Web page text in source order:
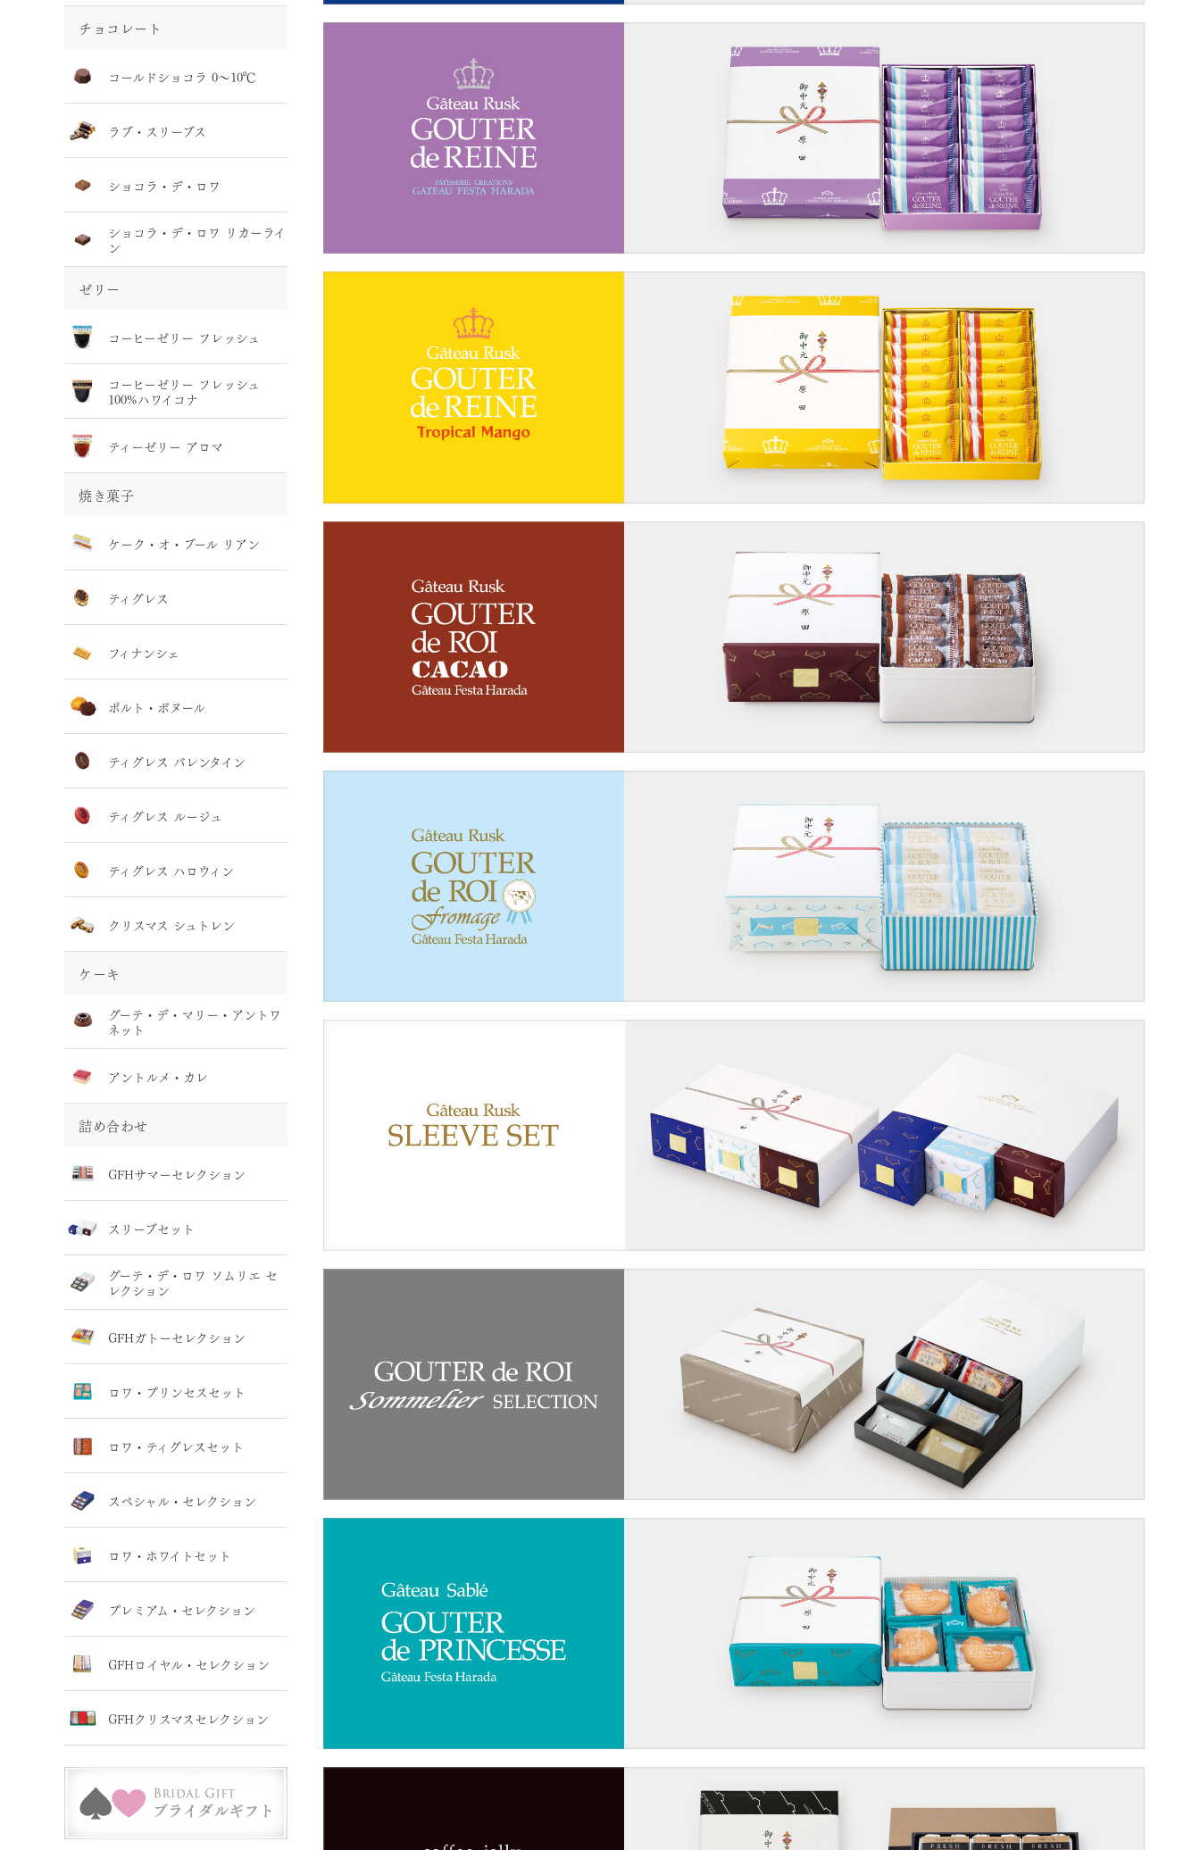
チョコレート
コールドショコラ 0～10℃
ラブ・スリーブス
ショコラ・デ・ロワ
ショコラ・デ・ロワ リカーライ
ン
ゼリー
コーヒーゼリー フレッシュ
コーヒーゼリー フレッシュ
100%ハワイコナ
ティーゼリー アロマ
焼き菓子
ケーク・オ・ブール リアン
ティグレス
フィナンシェ
ポルト・ボヌール
ティグレス バレンタイン
ティグレス ルージュ
ティグレス ハロウィン
クリスマス シュトレン
ケーキ
グーテ・デ・マリー・アントワ
ネット
アントルメ・カレ
詰め合わせ
GFHサマーセレクション
スリーブセット
グーテ・デ・ロワ ソムリエ セ
レクション
GFHガトーセレクション
ロワ・プリンセスセット
ロワ・ティグレスセット
スペシャル・セレクション
ロワ・ホワイトセット
プレミアム・セレクション
GFHロイヤル・セレクション
GFHクリスマスセレクション